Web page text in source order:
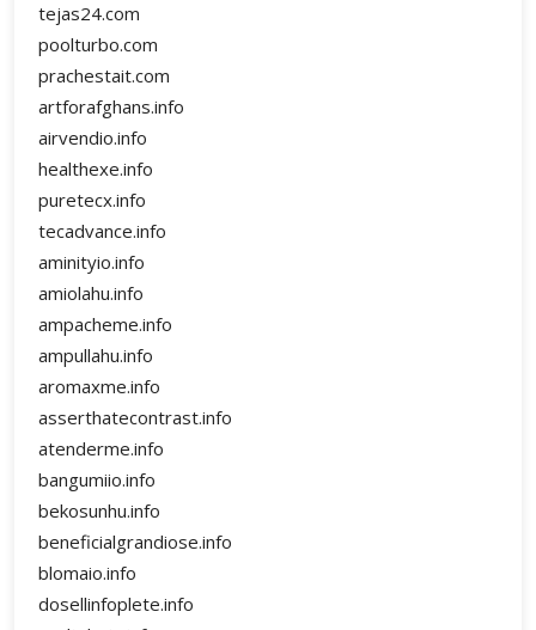
tejas24.com
poolturbo.com
prachestait.com
artforafghans.info
airvendio.info
healthexe.info
puretecx.info
tecadvance.info
aminityio.info
amiolahu.info
ampacheme.info
ampullahu.info
aromaxme.info
asserthatecontrast.info
atenderme.info
bangumiio.info
bekosunhu.info
beneficialgrandiose.info
blomaio.info
dosellinfoplete.info